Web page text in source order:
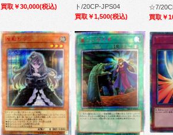
買取￥30,000(税込)
ト/20CP-JPS04
買取￥1,500(税込)
☆7/
買取￥